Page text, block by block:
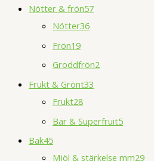
Nötter & frön57
Nötter36
Frön19
Groddfrön2
Frukt & Grönt33
Frukt28
Bär & Superfruit5
Bak45
Mjöl & stärkelse mm29